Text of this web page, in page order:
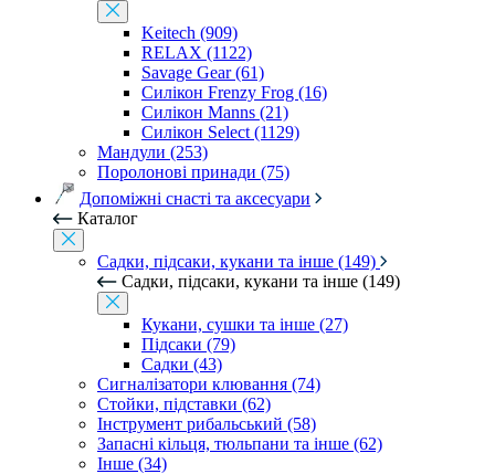
Keitech (909)
RELAX (1122)
Savage Gear (61)
Силікон Frenzy Frog (16)
Силікон Manns (21)
Силікон Select (1129)
Мандули (253)
Поролонові принади (75)
Допоміжні снасті та аксесуари
Каталог
Садки, підсаки, кукани та інше (149)
Садки, підсаки, кукани та інше (149)
Кукани, сушки та інше (27)
Підсаки (79)
Садки (43)
Сигналізатори клювання (74)
Стойки, підставки (62)
Інструмент рибальський (58)
Запасні кільця, тюльпани та інше (62)
Інше (34)